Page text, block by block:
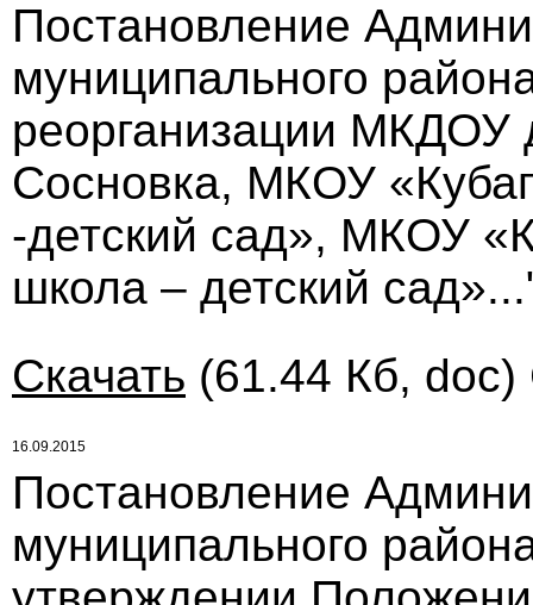
Постановление
муниципального
реорганизации МКДОУ
Сосновка, МКОУ
-детский сад», МКОУ
школа – детский
Скачать (61.44 Кб, doc)
16.09.2015
Постановление
муниципального